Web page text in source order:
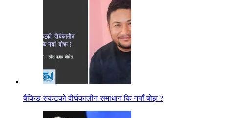
बैंकिङ संकटको दीर्घकालीन समाधान कि नयाँ बोझ ?